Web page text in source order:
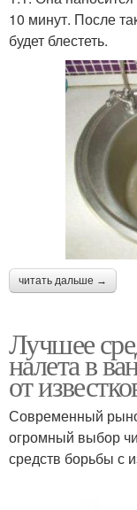
10 минут. После
будет блестеть.
читать дальше →
Лучшее
налета в
от
Современный
огромный выбор
средств борьбы с